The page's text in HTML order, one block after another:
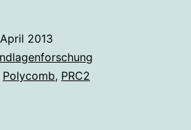
2013
Polycomb, PRC2